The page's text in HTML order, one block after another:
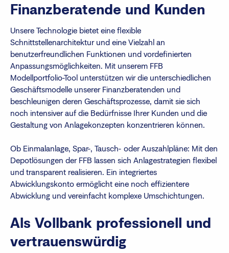
Finanzberatende und Kunden
Unsere Technologie bietet eine flexible
Schnittstellenarchitektur und eine Vielzahl an
benutzerfreundlichen Funktionen und vordefinierten
Anpassungsmöglichkeiten. Mit unserem FFB
Modellportfolio-Tool unterstützen wir die unterschiedlichen
Geschäftsmodelle unserer Finanzberatenden und
beschleunigen deren Geschäftsprozesse, damit sie sich
noch intensiver auf die Bedürfnisse Ihrer Kunden und die
Gestaltung von Anlagekonzepten konzentrieren können.
Ob Einmalanlage, Spar-, Tausch- oder Auszahlpläne: Mit den
Depotlösungen der FFB lassen sich Anlagestrategien flexibel
und transparent realisieren. Ein integriertes
Abwicklungskonto ermöglicht eine noch effizientere
Abwicklung und vereinfacht komplexe Umschichtungen.
Als Vollbank professionell und
vertrauenswürdig